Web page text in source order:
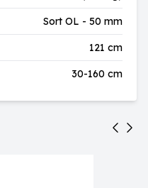
Sort OL - 50 mm
121 cm
30-160 cm